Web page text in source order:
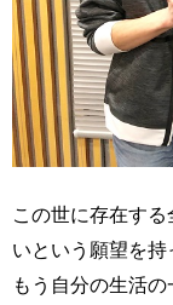
この世に存在す
いという願望を
もう自分の生活